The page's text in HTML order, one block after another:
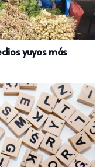
yuyos más